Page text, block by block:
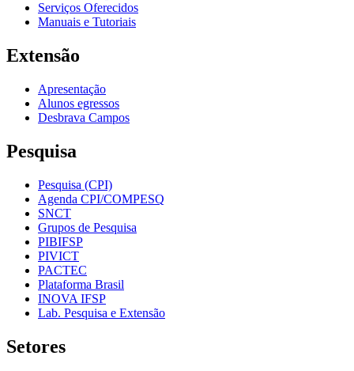
Serviços Oferecidos
Manuais e Tutoriais
Extensão
Apresentação
Alunos egressos
Desbrava Campos
Pesquisa
Pesquisa (CPI)
Agenda CPI/COMPESQ
SNCT
Grupos de Pesquisa
PIBIFSP
PIVICT
PACTEC
Plataforma Brasil
INOVA IFSP
Lab. Pesquisa e Extensão
Setores